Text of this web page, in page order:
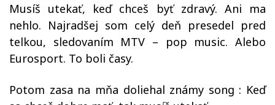
Musíš utekať, keď chceš byť zdravý. Ani ma
nehlo. Najradšej som celý deň presedel pred
telkou, sledovaním MTV – pop music. Alebo
Eurosport. To boli časy.
Potom zasa na mňa doliehal známy song : Keď